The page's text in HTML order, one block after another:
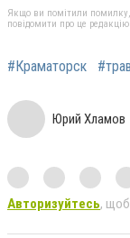
Якщо ви помітили помилку,
повідомити про це редакцію
#Краматорск
Юрий Хламов
Авторизуйтесь, щоб